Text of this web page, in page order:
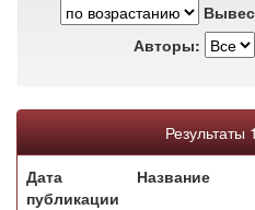
Авторы:
Результаты
Дата
публикации
Название